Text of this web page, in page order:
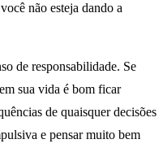
não esteja dando a
de responsabilidade. Se
sua vida é bom ficar
de quaisquer decisões
e pensar muito bem